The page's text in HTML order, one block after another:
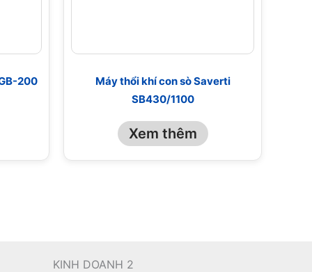
200
Máy thổi khí con sò Saverti
SB430/1100
Xem thêm
KINH DOANH 2